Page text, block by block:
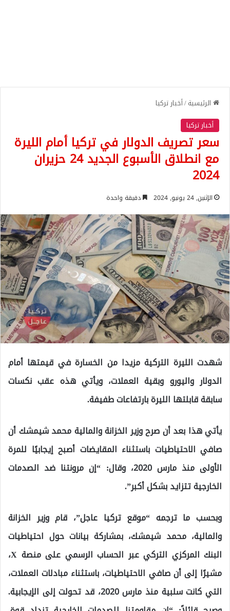
الرئيسية/أخبار تركيا
أخبار تركيا
سعر تصريف الدولار في تركيا أمام الليرة
مع انطلاق الأسبوع الجديد 24 حزيران
2024
الإثنين, 24 يونيو, 2024 دقيقة واحدة
شهدت الليرة التركية مزيدا من الخسارة في قيمتها أمام
الدولار واليورو وبقية العملات، ويأتي هذه عقب نكسات
سابقة قابلتها الليرة بارتفاعات طفيفة.
يأتي هذا بعد أن صرح وزير الخزانة والمالية محمد شيمشك أن
صافي الاحتياطيات باستثناء المقايضات أصبح إيجابيًا للمرة
الأولى منذ مارس 2020، وقال: “إن مرونتنا ضد الصدمات
الخارجية تتزايد بشكل أكبر”.
وبحسب ما ترجمه “موقع تركيا عاجل”، قام وزير الخزانة
والمالية، محمد شيمشك، بمشاركة بيانات حول احتياطيات
البنك المركزي التركي عبر الحساب الرسمي على منصة X،
مشيرًا إلى أن صافي الاحتياطيات، باستثناء مبادلات العملات،
التي كانت سلبية منذ مارس 2020، قد تحولت إلى الإيجابية.